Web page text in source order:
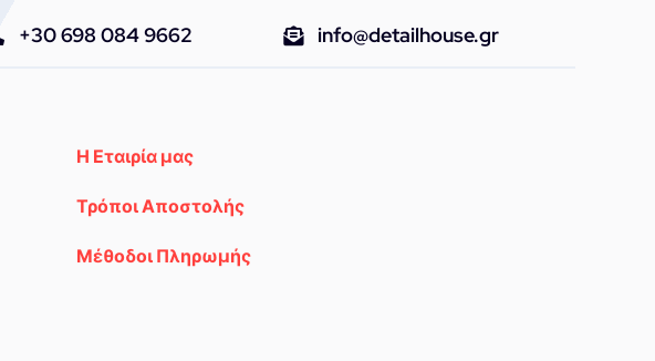
+30 698 084 9662 info@detailhouse.gr
Η Εταιρία μας
Τρόποι Αποστολής
Μέθοδοι Πληρωμής